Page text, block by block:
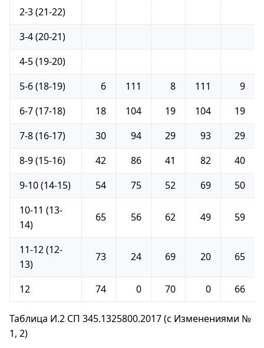
2-3 (21-22)
3-4 (20-21)
4-5 (19-20)
5-6 (18-19)
6 111 8 111
9
6-7 (17-18)
18 104 19 104
19
7-8 (16-17)
30 94 29 93
29
8-9 (15-16)
42 86 41 82
40
9-10 (14-15)
54 75 52 69
50
10-11 (13-
14)
65 56 62 49 59
11-12 (12-
13)
73 24 69 20 65
12 74 0 70 0 66
Таблица И.2 СП 345.1325800.2017 (с Изменениями №
1, 2)